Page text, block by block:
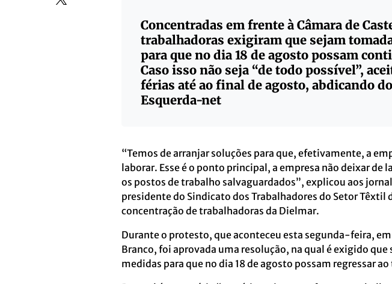
Concentradas em frente à Câmara de
trabalhadoras exigiram que sejam
para que no dia 18 de agosto possam
Caso isso não seja “de todo possível”,
férias até ao final de agosto, abdicando
Esquerda-net
“Temos de arranjar soluções para que, efetivamente, a
laborar. Esse é o ponto principal, a empresa não deixar de
os postos de trabalho salvaguardados”, explicou aos
presidente do Sindicato dos Trabalhadores do Setor Têxtil
concentração de trabalhadoras da Dielmar.
Durante o protesto, que aconteceu esta segunda-feira, em
Branco, foi aprovada uma resolução, na qual é exigido
medidas para que no dia 18 de agosto possam regressar